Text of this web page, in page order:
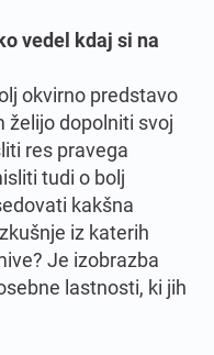
vedel kdaj si na
okvirno predstavo
želijo dopolniti svoj
res pravega
tudi o bolj
kakšna
iz katerih
Je izobrazba
lastnosti, ki jih